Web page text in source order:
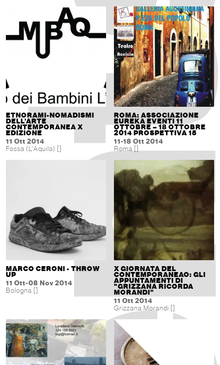
ETNORAMI-NOMADISMI
DELL’ARTE
CONTEMPORANEA X
EDIZIONE
11 Ott 2014
Fossa (L'Aquila) []
ROMA: ASSOCIAZIONE
EUREKA EVENTI 11
OTTOBRE – 18 OTTOBRE
2014 PROSPETTIVA 15
11-18 Ott 2014
Roma []
MARCO CERONI - THROW
UP
11 Ott-08 Nov 2014
Bologna []
X GIORNATA DEL
CONTEMPORANEAO: GLI
APPUNTAMENTI DI
"GRIZZANA RICORDA
MORANDI"
11 Ott 2014
Grizzana Morandi []